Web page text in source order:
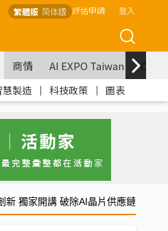
繁體版 简体版 評估申請 登入
商情 AI EXPO Taiwan
製造 ｜ 科技政策 ｜ 圖表
新 獨家開講 破除AI晶片供應鏈